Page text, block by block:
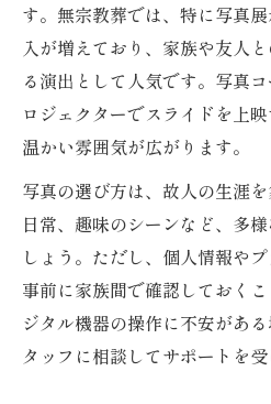
す。無宗教葬では、特に写真
入が増えており、家族や友人
る演出として人気です。写真
ロジェクターでスライドを上
温かい雰囲気が広がります。
写真の選び方は、故人の生涯
日常、趣味のシーンなど、多
しょう。ただし、個人情報や
事前に家族間で確認しておく
ジタル機器の操作に不安があ
タッフに相談してサポートを受